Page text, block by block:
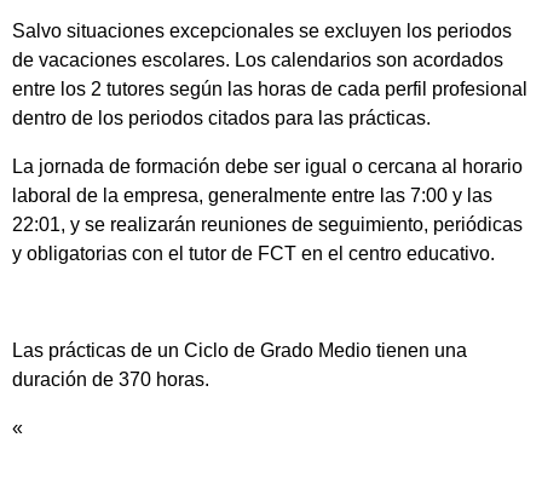
Salvo situaciones excepcionales se excluyen los periodos
de vacaciones escolares. Los calendarios son acordados
entre los 2 tutores según las horas de cada perfil profesional
dentro de los periodos citados para las prácticas.
La jornada de formación debe ser igual o cercana al horario
laboral de la empresa, generalmente entre las 7:00 y las
22:01, y se realizarán reuniones de seguimiento, periódicas
y obligatorias con el tutor de FCT en el centro educativo.
Las prácticas de un Ciclo de Grado Medio tienen una
duración de 370 horas.
«